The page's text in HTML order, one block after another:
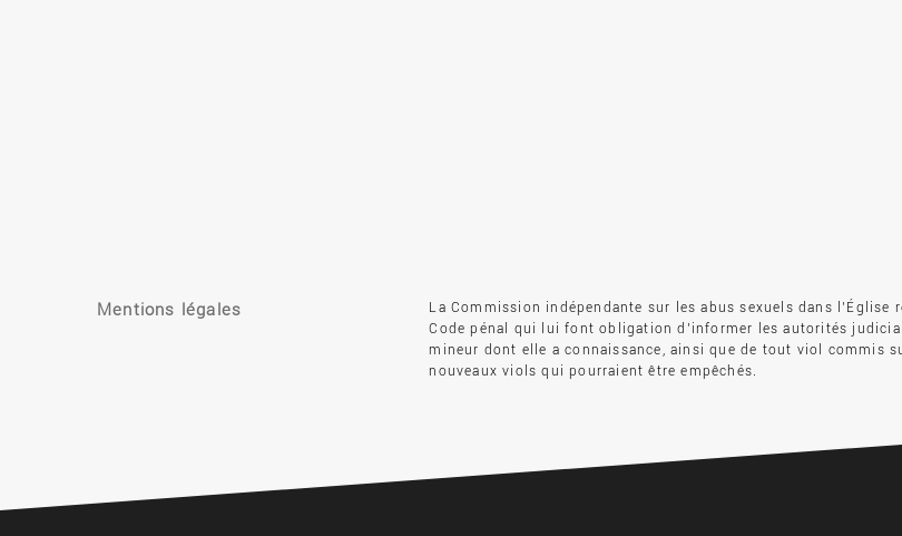
Mentions légales
La Commission indépendante sur les abus sexuels dans
Code pénal qui lui font obligation d’informer les autorités
mineur dont elle a connaissance, ainsi que de tout viol commis
nouveaux viols qui pourraient être empêchés.